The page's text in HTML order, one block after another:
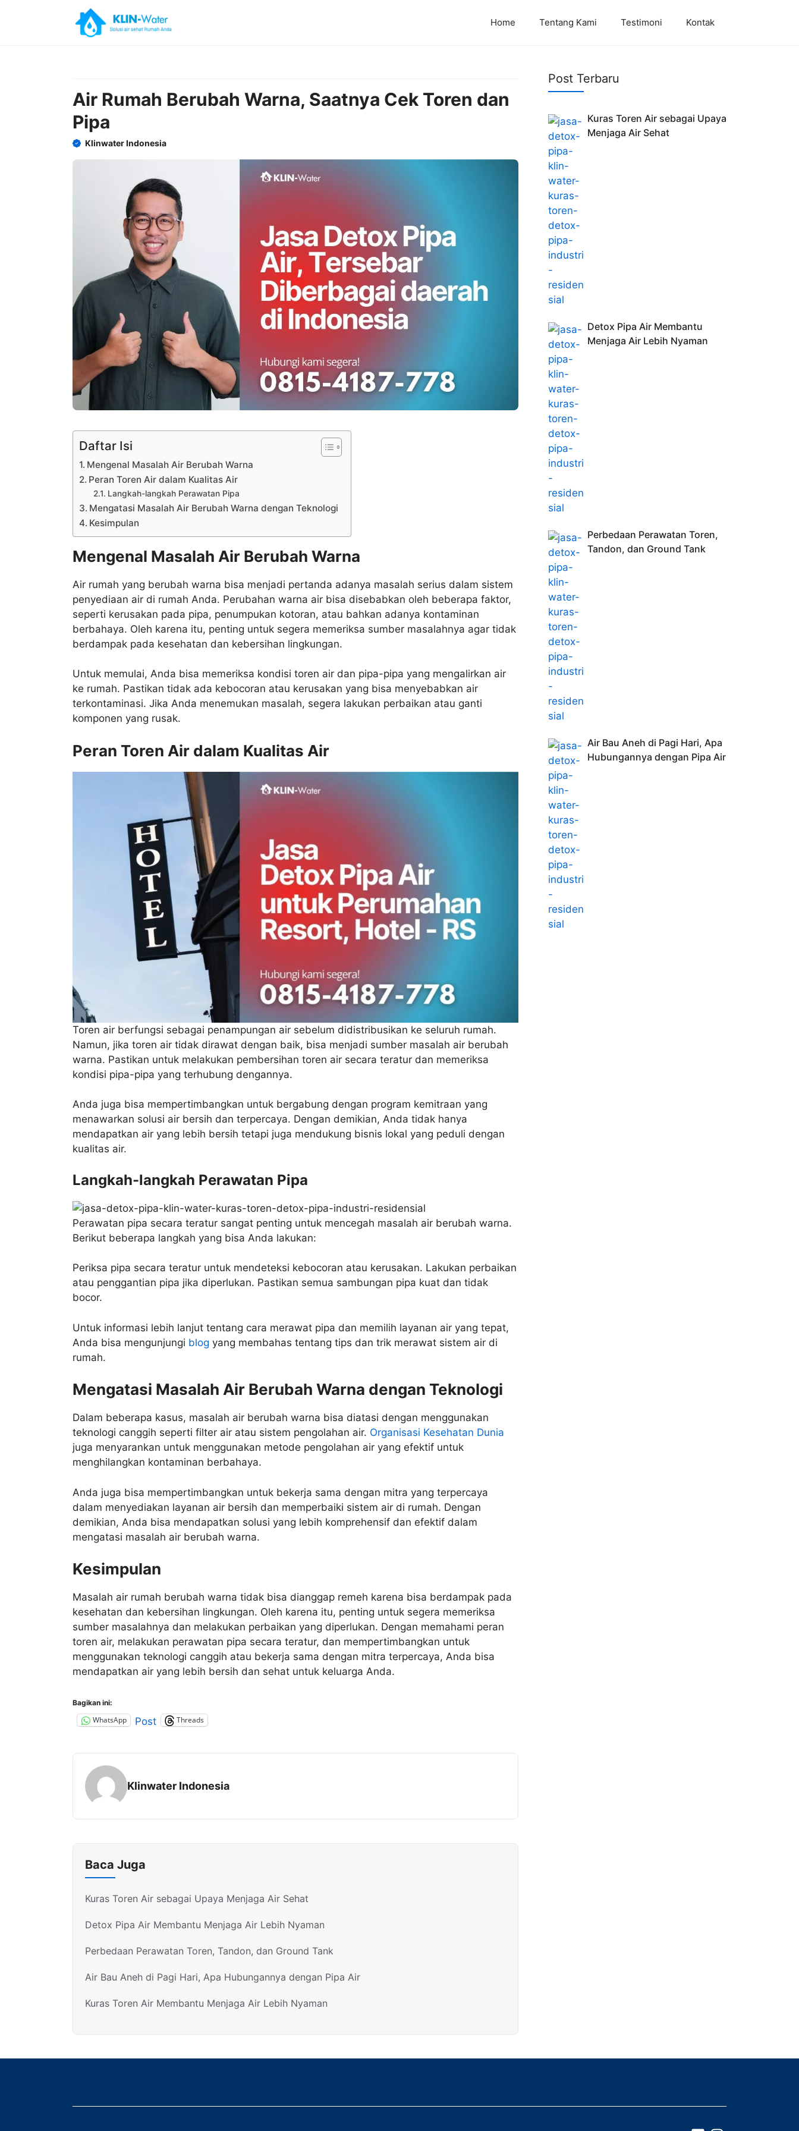
Home Tentang Kami Testimoni Kontak
Air Rumah Berubah Warna, Saatnya Cek Toren dan
Pipa
Klinwater Indonesia
Daftar Isi
Mengenal Masalah Air Berubah Warna
Peran Toren Air dalam Kualitas Air
Langkah-langkah Perawatan Pipa
Mengatasi Masalah Air Berubah Warna dengan Teknologi
Kesimpulan
Mengenal Masalah Air Berubah Warna
Air rumah yang berubah warna bisa menjadi pertanda adanya masalah serius dalam sistem
penyediaan air di rumah Anda. Perubahan warna air bisa disebabkan oleh beberapa faktor,
seperti kerusakan pada pipa, penumpukan kotoran, atau bahkan adanya kontaminan
berbahaya. Oleh karena itu, penting untuk segera memeriksa sumber masalahnya agar tidak
berdampak pada kesehatan dan kebersihan lingkungan.
Untuk memulai, Anda bisa memeriksa kondisi toren air dan pipa-pipa yang mengalirkan air
ke rumah. Pastikan tidak ada kebocoran atau kerusakan yang bisa menyebabkan air
terkontaminasi. Jika Anda menemukan masalah, segera lakukan perbaikan atau ganti
komponen yang rusak.
Peran Toren Air dalam Kualitas Air
Toren air berfungsi sebagai penampungan air sebelum didistribusikan ke seluruh rumah.
Namun, jika toren air tidak dirawat dengan baik, bisa menjadi sumber masalah air berubah
warna. Pastikan untuk melakukan pembersihan toren air secara teratur dan memeriksa
kondisi pipa-pipa yang terhubung dengannya.
Anda juga bisa mempertimbangkan untuk bergabung dengan program kemitraan yang
menawarkan solusi air bersih dan terpercaya. Dengan demikian, Anda tidak hanya
mendapatkan air yang lebih bersih tetapi juga mendukung bisnis lokal yang peduli dengan
kualitas air.
Langkah-langkah Perawatan Pipa
Perawatan pipa secara teratur sangat penting untuk mencegah masalah air berubah warna.
Berikut beberapa langkah yang bisa Anda lakukan:
Periksa pipa secara teratur untuk mendeteksi kebocoran atau kerusakan. Lakukan perbaikan
atau penggantian pipa jika diperlukan. Pastikan semua sambungan pipa kuat dan tidak
bocor.
Untuk informasi lebih lanjut tentang cara merawat pipa dan memilih layanan air yang tepat,
Anda bisa mengunjungi blog yang membahas tentang tips dan trik merawat sistem air di
rumah.
Mengatasi Masalah Air Berubah Warna dengan Teknologi
Dalam beberapa kasus, masalah air berubah warna bisa diatasi dengan menggunakan
teknologi canggih seperti filter air atau sistem pengolahan air. Organisasi Kesehatan Dunia
juga menyarankan untuk menggunakan metode pengolahan air yang efektif untuk
menghilangkan kontaminan berbahaya.
Anda juga bisa mempertimbangkan untuk bekerja sama dengan mitra yang terpercaya
dalam menyediakan layanan air bersih dan memperbaiki sistem air di rumah. Dengan
demikian, Anda bisa mendapatkan solusi yang lebih komprehensif dan efektif dalam
mengatasi masalah air berubah warna.
Kesimpulan
Masalah air rumah berubah warna tidak bisa dianggap remeh karena bisa berdampak pada
kesehatan dan kebersihan lingkungan. Oleh karena itu, penting untuk segera memeriksa
sumber masalahnya dan melakukan perbaikan yang diperlukan. Dengan memahami peran
toren air, melakukan perawatan pipa secara teratur, dan mempertimbangkan untuk
menggunakan teknologi canggih atau bekerja sama dengan mitra terpercaya, Anda bisa
mendapatkan air yang lebih bersih dan sehat untuk keluarga Anda.
Bagikan ini:
WhatsApp Post Threads
Klinwater Indonesia
Baca Juga
Kuras Toren Air sebagai Upaya Menjaga Air Sehat
Detox Pipa Air Membantu Menjaga Air Lebih Nyaman
Perbedaan Perawatan Toren, Tandon, dan Ground Tank
Air Bau Aneh di Pagi Hari, Apa Hubungannya dengan Pipa Air
Kuras Toren Air Membantu Menjaga Air Lebih Nyaman
Post Terbaru
Kuras Toren Air sebagai Upaya
Menjaga Air Sehat
Detox Pipa Air Membantu
Menjaga Air Lebih Nyaman
Perbedaan Perawatan Toren,
Tandon, dan Ground Tank
Air Bau Aneh di Pagi Hari, Apa
Hubungannya dengan Pipa Air